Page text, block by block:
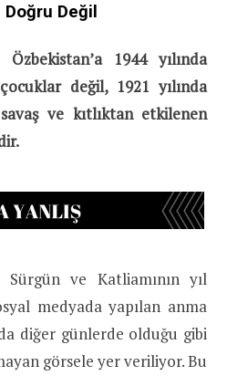
Doğru Değil
1944 yılında
değil, 1921 yılında
ve kıtlıktan etkilenen
Sürgün ve Katliamının yıl
medyada yapılan anma
diğer günlerde olduğu gibi
görsele yer veriliyor. Bu